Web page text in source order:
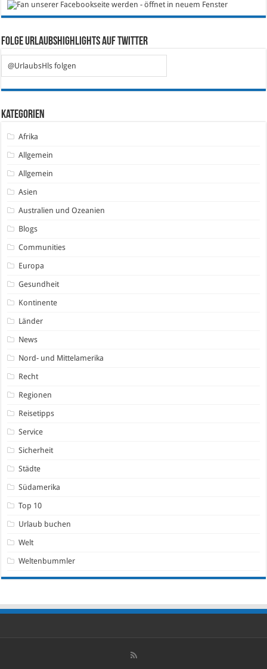
Folge Urlaubshighlights auf Twitter
@UrlaubsHls folgen
Kategorien
Afrika
Allgemein
Allgemein
Asien
Australien und Ozeanien
Blogs
Communities
Europa
Gesundheit
Kontinente
Länder
News
Nord- und Mittelamerika
Recht
Regionen
Reisetipps
Service
Sicherheit
Städte
Südamerika
Top 10
Urlaub buchen
Welt
Weltenbummler